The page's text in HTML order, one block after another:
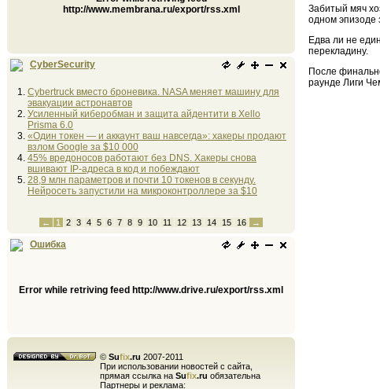
http://www.membrana.ru/export/rss.xml
CyberSecurity
Cybertruck вместо броневика. NASA меняет машину для
эвакуации астронавтов
Усиленный киберобман и защита айдентити в Xello
Prisma 6.0
«Один токен — и аккаунт ваш навсегда»: хакеры продают
взлом Google за $10 000
45% вредоносов работают без DNS. Хакеры снова
вшивают IP-адреса в код и побеждают
28,9 млн параметров и почти 10 токенов в секунду.
Нейросеть запустили на микроконтроллере за $10
← 1 2 3 4 5 6 7 8 9 10 11 12 13 14 15 16 →
Ошибка
Error while retriving feed http://www.drive.ru/export/rss.xml
© Sufix.ru 2007-2011
При использовании новостей с сайта,
прямая ссылка на Sufix.ru обязательна
Партнеры и реклама:
Забитый мяч
одном эпизоде
Едва ли не
перекладину.
После
раунде Лиги